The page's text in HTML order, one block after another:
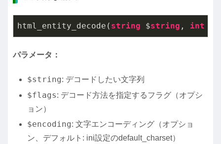
html_entity_decode( string $string , int
パラメータ：
$string: デコードしたい文字列
$flags: デコード方法を指定するフラグ（オプシ
ョン）
$encoding: 文字エンコーディング（オプショ
ン、デフォルト: ini設定のdefault_charset）